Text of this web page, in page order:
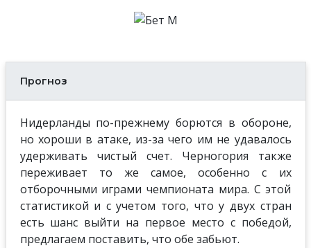
Прогноз
Нидерланды по-прежнему борются в обороне,
но хороши в атаке, из-за чего им не удавалось
удерживать чистый счет. Черногория также
переживает то же самое, особенно с их
отборочными играми чемпионата мира. С этой
статистикой и с учетом того, что у двух стран
есть шанс выйти на первое место с победой,
предлагаем поставить, что обе забьют.